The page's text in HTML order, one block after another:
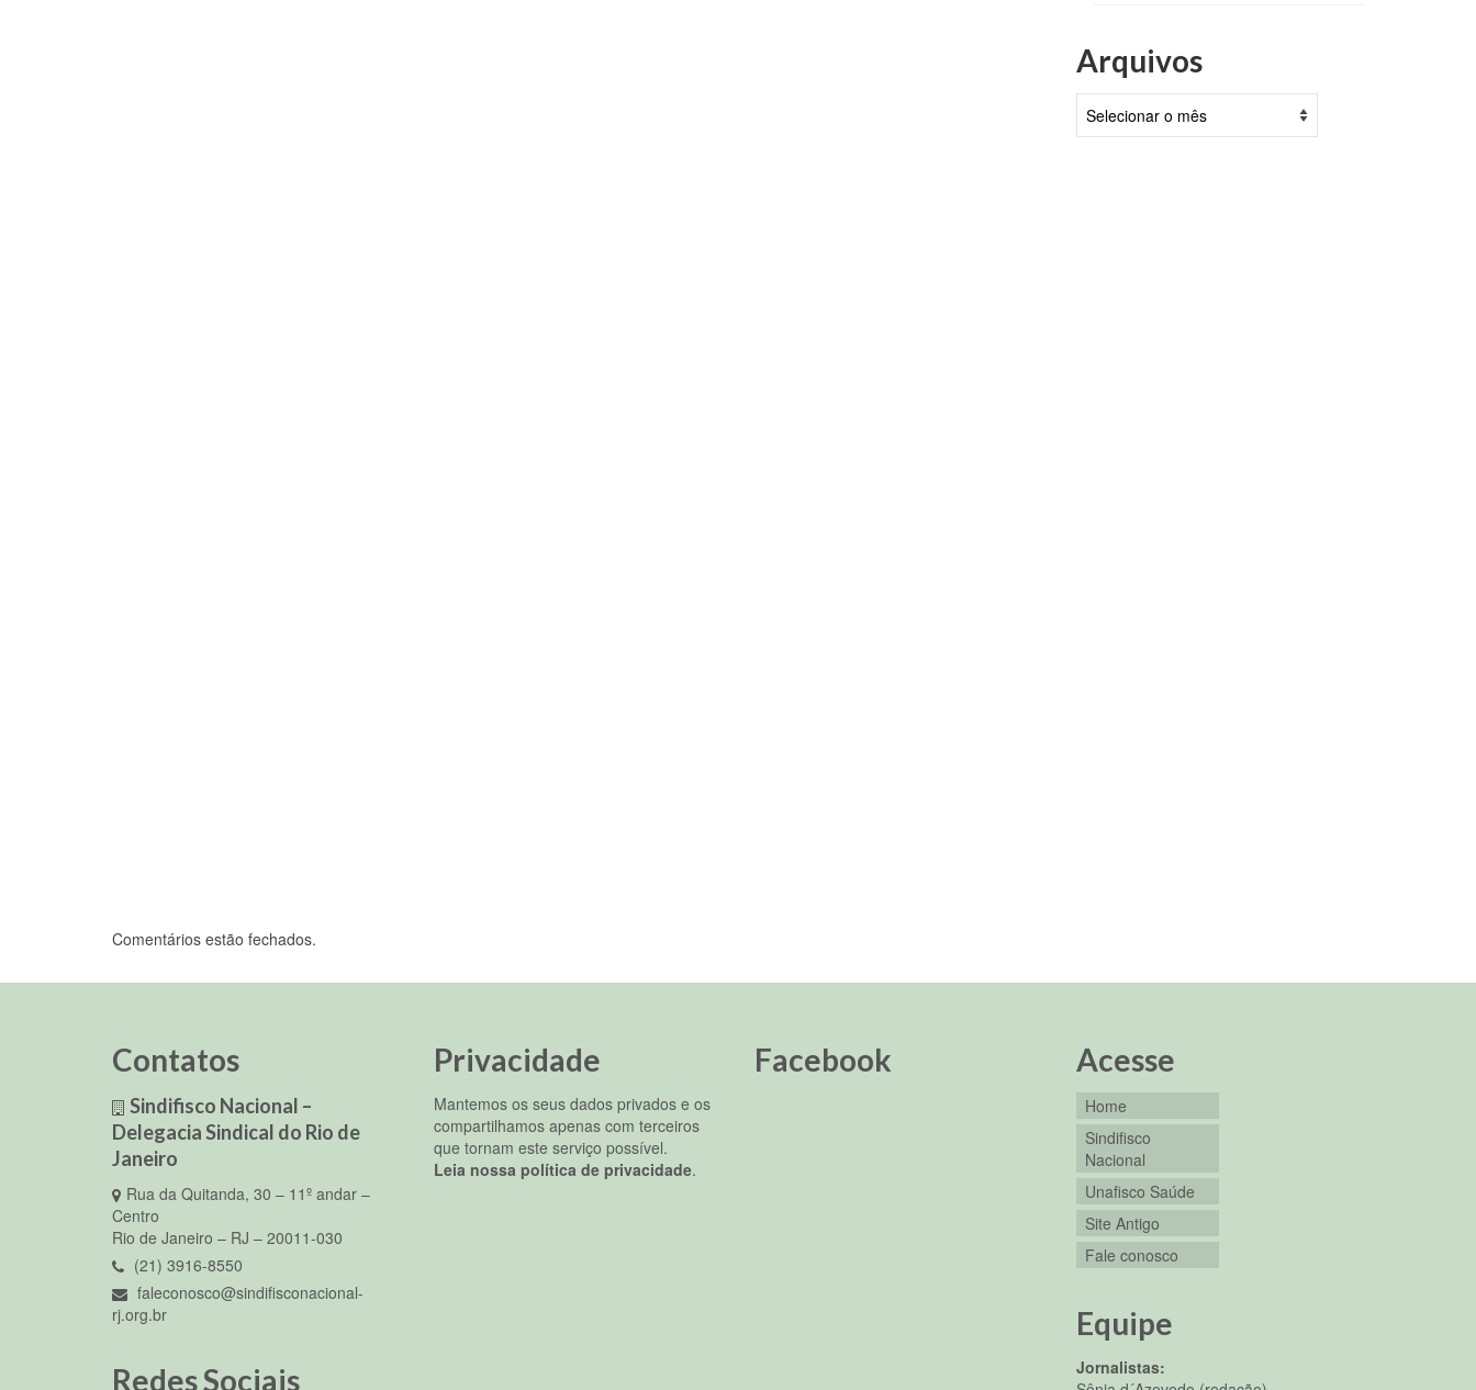
Comentários estão fechados.
Arquivos
Contatos
Sindifisco Nacional –
Delegacia Sindical do Rio de
Janeiro
Rua da Quitanda, 30 – 11º andar –
Centro
Rio de Janeiro – RJ – 20011-030
(21) 3916-8550
faleconosco@sindifisconacional-
rj.org.br
Redes Sociais
Privacidade
Mantemos os seus dados privados e os
compartilhamos apenas com terceiros
que tornam este serviço possível.
Leia nossa política de privacidade.
Facebook Acesse
Home
Sindifisco
Nacional
Unafisco Saúde
Site Antigo
Fale conosco
Equipe
Jornalistas: